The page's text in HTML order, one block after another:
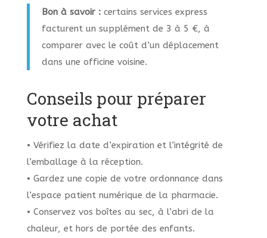
Bon à savoir :certains services express
facturent un supplément de 3 à 5 €, à
comparer avec le coût d’un déplacement
dans une officine voisine.
Conseils pour préparer
votre achat
• Vérifiez la date d’expiration et l’intégrité de
l’emballage à la réception.
• Gardez une copie de votre ordonnance dans
l’espace patient numérique de la pharmacie.
• Conservez vos boîtes au sec, à l’abri de la
chaleur, et hors de portée des enfants.